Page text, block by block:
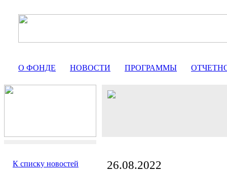
О ФОНДЕ НОВОСТИ ПРОГРАММЫ
К списку новостей
26.08.2022